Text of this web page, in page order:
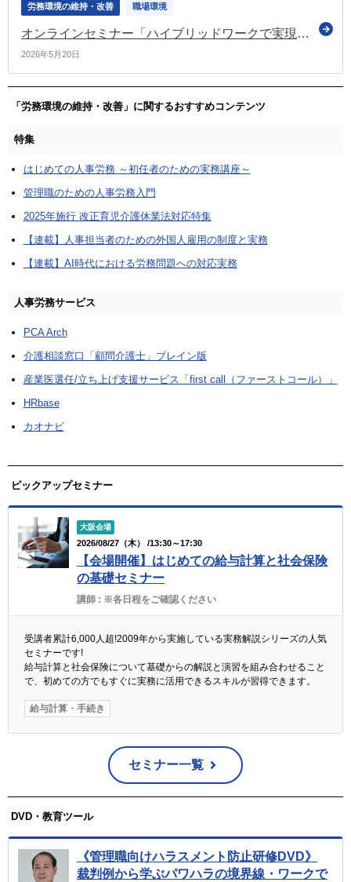
労務環境の維持・改善 職場環境
オンラインセミナー「ハイブリッドワークで実現するウェルビーイング経営」を開催（テレワーク総合ポータルサイト）
2026年5月20日
「労務環境の維持・改善」に関するおすすめコンテンツ
特集
はじめての人事労務 ～初任者のための実務講座～
管理職のための人事労務入門
2025年施行 改正育児介護休業法対応特集
【連載】人事担当者のための外国人雇用の制度と実務
【連載】AI時代における労務問題への対応実務
人事労務サービス
PCA Arch
介護相談窓口「顧問介護士」ブレイン版
産業医選任/立ち上げ支援サービス「first call（ファーストコール）」
HRbase
カオナビ
ピックアップセミナー
大阪会場
2026/08/27（木） /13:30～17:30
【会場開催】はじめての給与計算と社会保険
の基礎セミナー
講師 : ※各日程をご確認ください
受講者累計6,000人超!2009年から実施している実務解説シリーズの人気
セミナーです!
給与計算と社会保険について基礎からの解説と演習を組み合わせること
で、初めての方でもすぐに実務に活用できるスキルが習得できます。
給与計算・手続き
セミナー一覧
DVD・教育ツール
《管理職向けハラスメント防止研修DVD》
裁判例から学ぶパワハラの境界線・ワークで